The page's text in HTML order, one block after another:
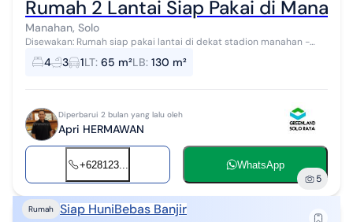
Rumah 2 Lantai Siap Pakai di
Manahan, Solo
Disewakan: Rumah siap pakai lantai di dekat stadion manahan -
solo lt 65 m2 lb 130 m2 kamar tidur 4 kamar mandi 3 + waterheater
listrik 1300watt ai...
4 3 1LT: 65 m²LB: 130 m²
Diperbarui 2 bulan yang lalu oleh
Apri HERMAWAN
+628123... WhatsApp
5
Rumah Siap HuniBebas Banjir